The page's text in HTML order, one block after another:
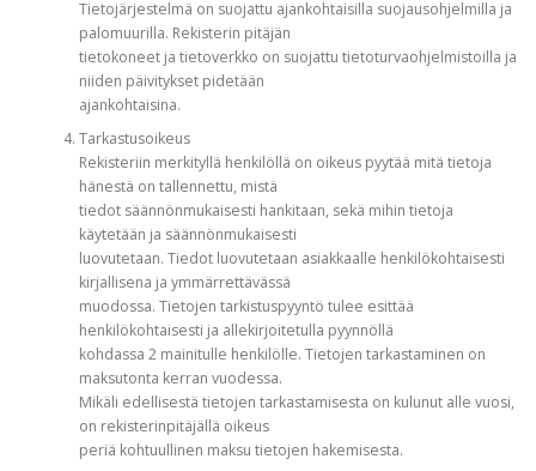
Tietojärjestelmä on suojattu ajankohtaisilla suojausohjelmilla ja
palomuurilla. Rekisterin pitäjän
tietokoneet ja tietoverkko on suojattu tietoturvaohjelmistoilla ja
niiden päivitykset pidetään
ajankohtaisina.
Tarkastusoikeus
Rekisteriin merkityllä henkilöllä on oikeus pyytää mitä tietoja
hänestä on tallennettu, mistä
tiedot säännönmukaisesti hankitaan, sekä mihin tietoja
käytetään ja säännönmukaisesti
luovutetaan. Tiedot luovutetaan asiakkaalle henkilökohtaisesti
kirjallisena ja ymmärrettävässä
muodossa. Tietojen tarkistuspyyntö tulee esittää
henkilökohtaisesti ja allekirjoitetulla pyynnöllä
kohdassa 2 mainitulle henkilölle. Tietojen tarkastaminen on
maksutonta kerran vuodessa.
Mikäli edellisestä tietojen tarkastamisesta on kulunut alle vuosi,
on rekisterinpitäjällä oikeus
periä kohtuullinen maksu tietojen hakemisesta.